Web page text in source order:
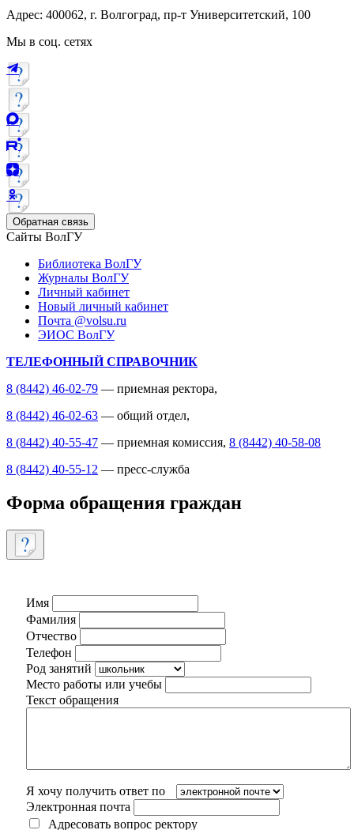
Адрес: 400062, г. Волгоград, пр-т Университетский, 100
Мы в соц. сетях
Обратная связь
Сайты ВолГУ
Библиотека ВолГУ
Журналы ВолГУ
Личный кабинет
Новый личный кабинет
Почта @volsu.ru
ЭИОС ВолГУ
ТЕЛЕФОННЫЙ СПРАВОЧНИК
8 (8442) 46-02-79 — приемная ректора,
8 (8442) 46-02-63 — общий отдел,
8 (8442) 40-55-47 — приемная комиссия, 8 (8442) 40-58-08
8 (8442) 40-55-12 — пресс-служба
Форма обращения граждан
Имя
Фамилия
Отчество
Телефон
Род занятий
Место работы или учебы
Текст обращения
Я хочу получить ответ по
Электронная почта
Адресовать вопрос ректору